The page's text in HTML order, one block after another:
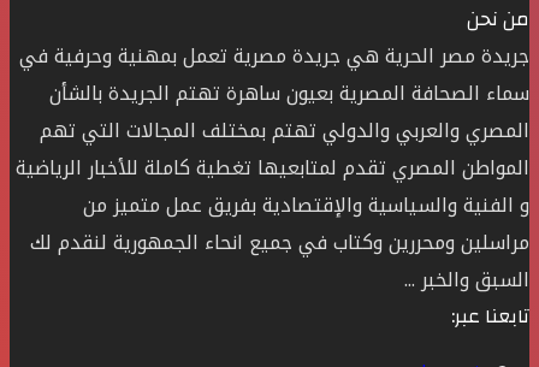
من نحن
جريدة مصر الحرية هي جريدة مصرية تعمل بمهنية وحرفية في
سماء الصحافة المصرية بعيون ساهرة تهتم الجريدة بالشأن
المصري والعربي والدولي تهتم بمختلف المجالات التي تهم
المواطن المصري تقدم لمتابعيها تغطية كاملة للأخبار الرياضية
و الفنية والسياسية والإقتصادية بفريق عمل متميز من
مراسلين ومحررين وكتاب في جميع انحاء الجمهورية لنقدم لك
السبق والخبر ...
تابعنا عبر: